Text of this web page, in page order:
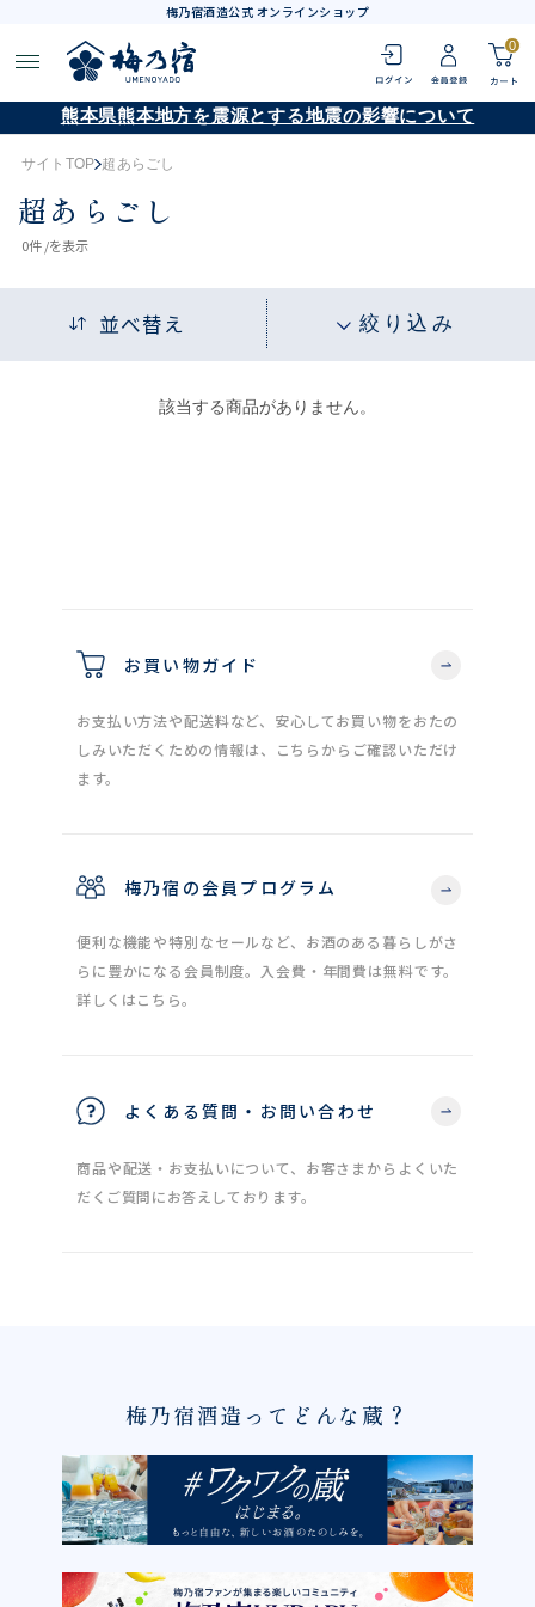
梅乃宿酒造公式 オンラインショップ
0
熊本県熊本地方を震源とする地震の影響について
サイトTOP 超あらごし
超あらごし
0件 /を表示
並べ替え 絞り込み
該当する商品がありません。
お買い物ガイド
お支払い方法や配送料など、安心してお買い物をおたの
しみいただくための情報は、こちらからご確認いただけ
ます。
梅乃宿の会員プログラム
便利な機能や特別なセールなど、お酒のある暮らしがさ
らに豊かになる会員制度。入会費・年間費は無料です。
詳しくはこちら。
よくある質問・お問い合わせ
商品や配送・お支払いについて、お客さまからよくいた
だくご質問にお答えしております。
梅乃宿酒造ってどんな蔵？